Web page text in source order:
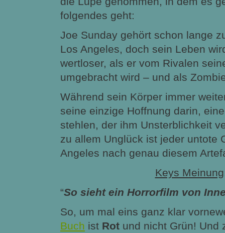
folgendes geht:
Joe Sunday gehört schon lange
Los Angeles, doch sein Leben
wertloser, als er vom Rivalen
umgebracht wird – und als
Während sein Körper immer
seine einzige Hoffnung darin,
stehlen, der ihm Unsterblichkeit
zu allem Unglück ist jeder untote
Angeles nach genau diesem
Keys Meinung
“So sieht ein Horrorfilm von
So, um mal eins ganz klar
Buch ist Rot und nicht Grün! Und